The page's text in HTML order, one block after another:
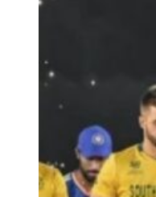
Team India’s
केएल राहुल, यशस्वी
(विकेटकीपर), ध्रुव जुरेल,
यादव, मोहम्मद सिराज और गुरनूर